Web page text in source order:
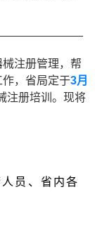
注册管理，帮
，省局定于3月
注册培训。现将
员、省内各